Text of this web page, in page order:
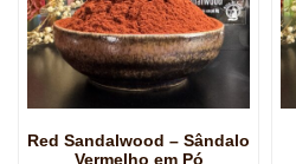
Red Sandalwood – Sândalo
Vermelho em Pó